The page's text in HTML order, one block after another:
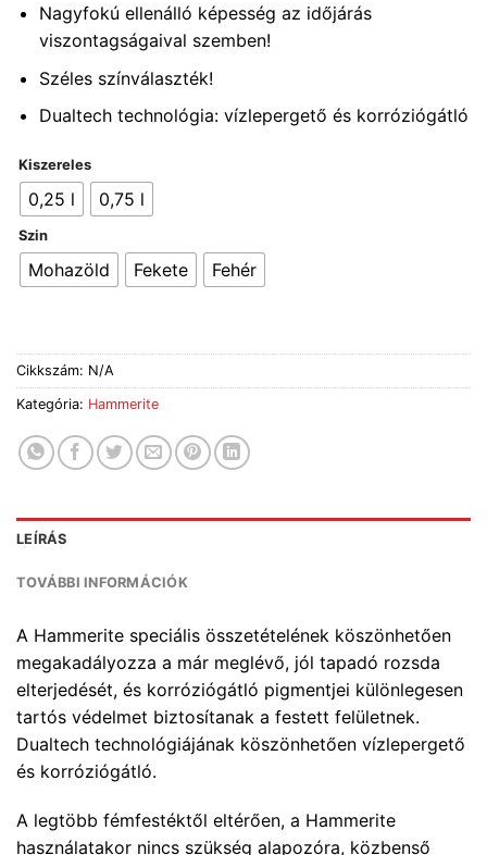
Nagyfokú ellenálló képesség az időjárás
viszontagságaival szemben!
Széles színválaszték!
Dualtech technológia: vízlepergető és korróziógátló
Kiszereles
0,25 l 0,75 l
Szin
Mohazöld Fekete Fehér
Cikkszám: N/A
Kategória: Hammerite
LEÍRÁS
TOVÁBBI INFORMÁCIÓK
A Hammerite speciális összetételének köszönhetően
megakadályozza a már meglévő, jól tapadó rozsda
elterjedését, és korróziógátló pigmentjei különlegesen
tartós védelmet biztosítanak a festett felületnek.
Dualtech technológiájának köszönhetően vízlepergető
és korróziógátló.
A legtöbb fémfestéktől eltérően, a Hammerite
használatakor nincs szükség alapozóra, közbenső